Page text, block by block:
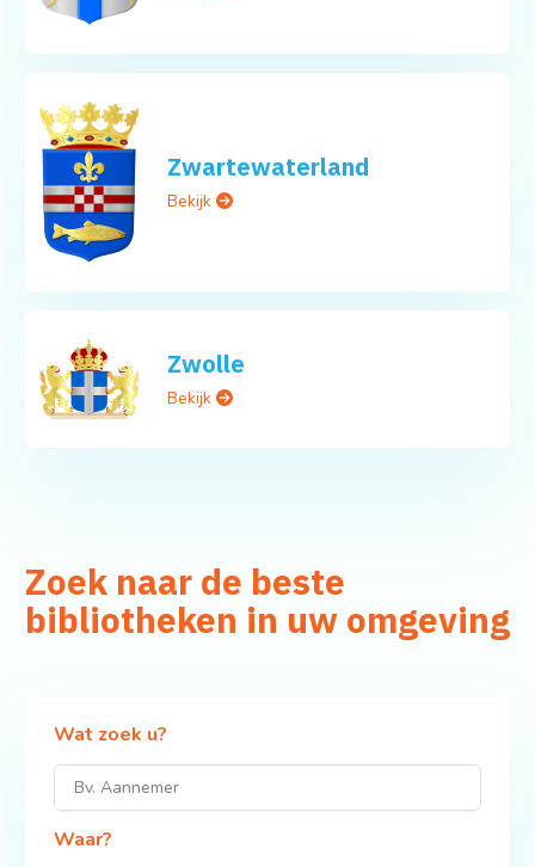
Zwartewaterland
Bekijk
Zwolle
Bekijk
Zoek naar de beste
bibliotheken in uw omgeving
Wat zoek u?
Waar?